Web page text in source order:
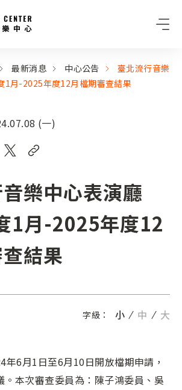
最新消息 中心公告
臺北流行音樂
1月-2025年度12月檔期審查結果
(一)
樂中心表演廳
1月-2025年度12
結果
字級： 小 中 大
年6月1日至6月10日開放檔期申請，
。本次審查委員為：陳子鴻委員、吳